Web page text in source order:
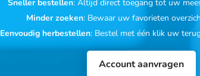
Sneller bestellen: Altijd direct toegang tot uw
Minder zoeken: Bewaar uw favorieten
Eenvoudig herbestellen: Bestel met één klik uw
Account aanvragen